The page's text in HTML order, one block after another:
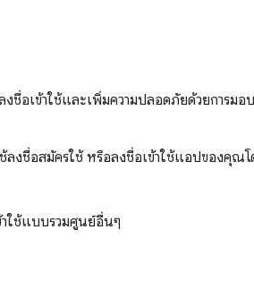
อเข้าใช้และเพิ่มความปลอดภัยด้วยการมอ
ลงชื่อสมัครใช้ หรือลงชื่อเข้าใช้แอปของคุณ
าใช้แบบรวมศูนย์อื่นๆ